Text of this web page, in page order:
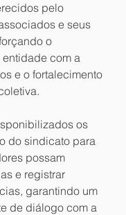
pelo
e seus
o
com a
e o fortalecimento
os
do sindicato para
possam
e registrar
garantindo um
de diálogo com a